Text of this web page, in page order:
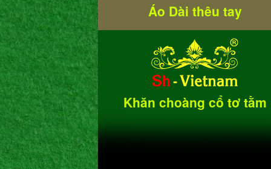
Áo Dài thêu tay
Khăn choàng cổ tơ tằm